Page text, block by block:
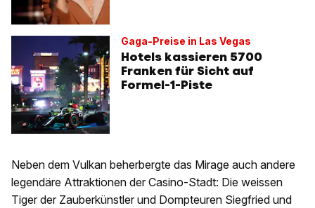
Gaga-Preise in Las Vegas
Hotels kassieren 5700
Franken für Sicht auf
Formel-1-Piste
Neben dem Vulkan beherbergte das Mirage auch andere
legendäre Attraktionen der Casino-Stadt: Die weissen
Tiger der Zauberkünstler und Dompteuren Siegfried und